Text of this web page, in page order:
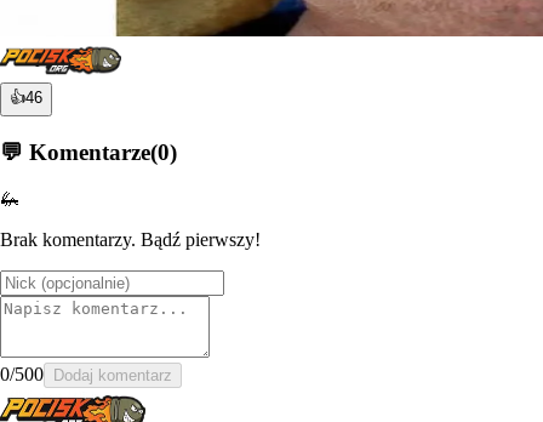
👍46
💬 Komentarze(0)
🦗
Brak komentarzy. Bądź pierwszy!
0/500 Dodaj komentarz